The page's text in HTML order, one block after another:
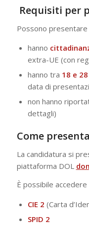
Requisiti per
Possono presentare
hanno
extra-UE (con
hanno tra 18 e
data di
non hanno
dettagli)
Come
La candidatura si
piattaforma DOL
È possibile accedere
CIE 2 (Carta
SPID 2